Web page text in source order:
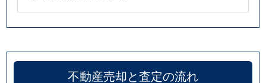
不動産売却と査定の流れ